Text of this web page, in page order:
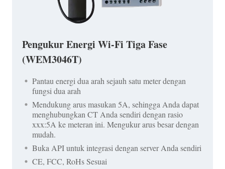
Pengukur Energi Wi-Fi Tiga Fase
(WEM3046T)
Pantau energi dua arah sejauh satu meter dengan
fungsi dua arah
Mendukung arus masukan 5A, sehingga Anda dapat
menghubungkan CT Anda sendiri dengan rasio
xxx:5A ke meteran ini. Mengukur arus besar dengan
mudah.
Buka API untuk integrasi dengan server Anda sendiri
CE, FCC, RoHs Sesuai